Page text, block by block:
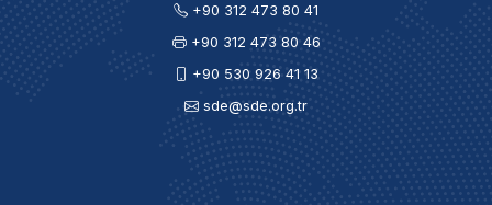
+90 312 473 80 41
+90 312 473 80 46
+90 530 926 41 13
sde@sde.org.tr